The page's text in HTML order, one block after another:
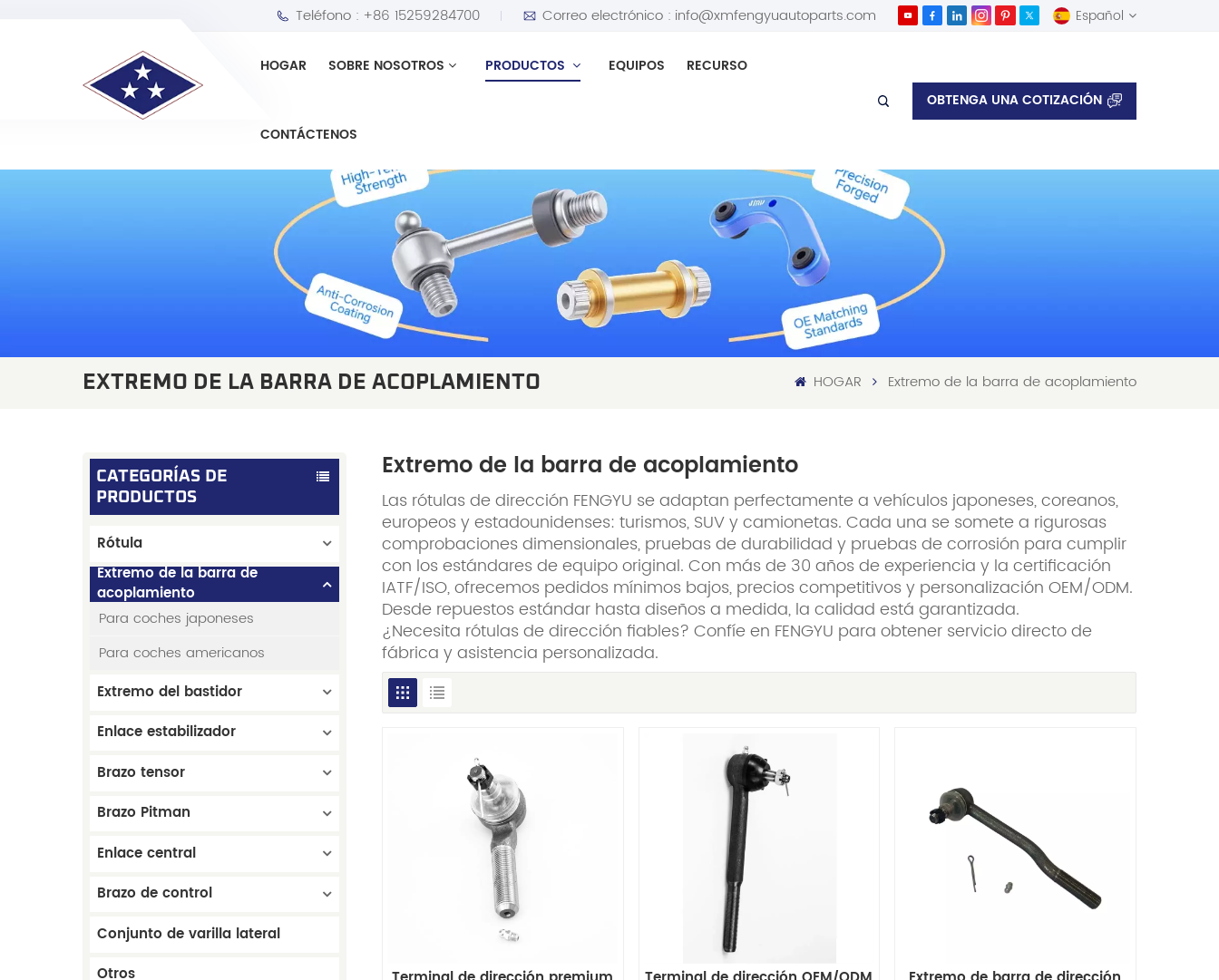
Teléfono : +86 15259284700 Correo electrónico : info@xmfengyuautoparts.com Español
English
HOGAR SOBRE NOSOTROS PRODUCTOS EQUIPOS RECURSO
CONTÁCTENOS
OBTENGA UNA COTIZACIÓN
EXTREMO DE LA BARRA DE ACOPLAMIENTO HOGAR Extremo de la barra de acoplamiento
CATEGORÍAS DE
PRODUCTOS
Rótula
Extremo de la barra de
acoplamiento
Para coches japoneses
Para coches americanos
Extremo del bastidor
Enlace estabilizador
Brazo tensor
Brazo Pitman
Enlace central
Brazo de control
Conjunto de varilla lateral
Otros
Extremo de la barra de acoplamiento
Las rótulas de dirección FENGYU se adaptan perfectamente a vehículos japoneses, coreanos,
europeos y estadounidenses: turismos, SUV y camionetas. Cada una se somete a rigurosas
comprobaciones dimensionales, pruebas de durabilidad y pruebas de corrosión para cumplir
con los estándares de equipo original. Con más de 30 años de experiencia y la certificación
IATF/ISO, ofrecemos pedidos mínimos bajos, precios competitivos y personalización OEM/ODM.
Desde repuestos estándar hasta diseños a medida, la calidad está garantizada.
¿Necesita rótulas de dirección fiables? Confíe en FENGYU para obtener servicio directo de
fábrica y asistencia personalizada.